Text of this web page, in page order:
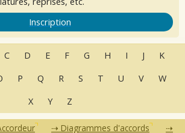
Inscription
C D E F G H I J
K
P Q R S T U V
W
X
Y Z
Diagrammes d'accords